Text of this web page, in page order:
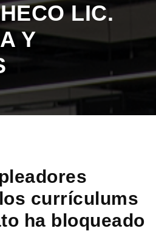
LIC.
Y
currículums
ha bloqueado